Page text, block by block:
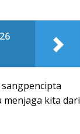
menjaga kita dari